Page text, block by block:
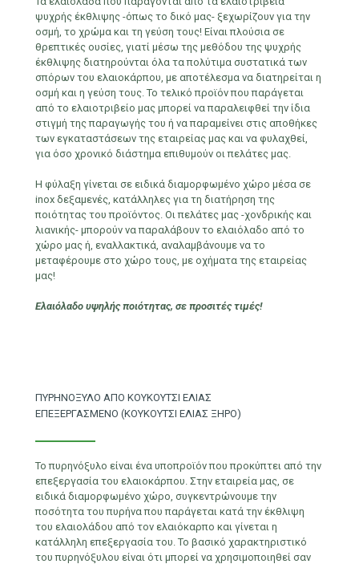
ψυχρής έκθλιψης -όπως το δικό μας- ξεχωρίζουν για την
οσμή, το χρώμα και τη γεύση τους! Είναι πλούσια σε
θρεπτικές ουσίες, γιατί μέσω της μεθόδου της ψυχρής
έκθλιψης διατηρούνται όλα τα πολύτιμα συστατικά των
σπόρων του ελαιοκάρπου, με αποτέλεσμα να διατηρείται η
οσμή και η γεύση τους. Το τελικό προϊόν που παράγεται
από το ελαιοτριβείο μας μπορεί να παραλειφθεί την ίδια
στιγμή της παραγωγής του ή να παραμείνει στις αποθήκες
των εγκαταστάσεων της εταιρείας μας και να φυλαχθεί,
για όσο χρονικό διάστημα επιθυμούν οι πελάτες μας.
Η φύλαξη γίνεται σε ειδικά διαμορφωμένο χώρο μέσα σε
inox δεξαμενές, κατάλληλες για τη διατήρηση της
ποιότητας του προϊόντος. Οι πελάτες μας -χονδρικής και
λιανικής- μπορούν να παραλάβουν το ελαιόλαδο από το
χώρο μας ή, εναλλακτικά, αναλαμβάνουμε να το
μεταφέρουμε στο χώρο τους, με οχήματα της εταιρείας
μας!
Ελαιόλαδο υψηλής ποιότητας, σε προσιτές τιμές!
ΠΥΡΗΝΟΞΥΛΟ ΑΠΟ ΚΟΥΚΟΥΤΣΙ ΕΛΙΑΣ
ΕΠΕΞΕΡΓΑΣΜΕΝΟ (ΚΟΥΚΟΥΤΣΙ ΕΛΙΑΣ ΞΗΡΟ)
Το πυρηνόξυλο είναι ένα υποπροϊόν που προκύπτει από την
επεξεργασία του ελαιοκάρπου. Στην εταιρεία μας, σε
ειδικά διαμορφωμένο χώρο, συγκεντρώνουμε την
ποσότητα του πυρήνα που παράγεται κατά την έκθλιψη
του ελαιολάδου από τον ελαιόκαρπο και γίνεται η
κατάλληλη επεξεργασία του. Το βασικό χαρακτηριστικό
του πυρηνόξυλου είναι ότι μπορεί να χρησιμοποιηθεί σαν